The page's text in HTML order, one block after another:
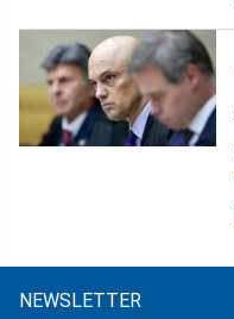
NEWSLETTER